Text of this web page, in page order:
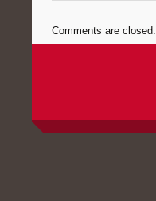
Comments are closed.